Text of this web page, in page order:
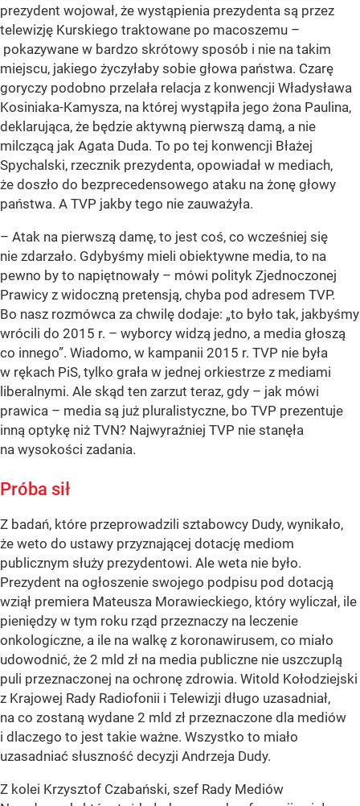
prezydent wojował, że wystąpienia prezydenta są przez
telewizję Kurskiego traktowane po macoszemu –
pokazywane w bardzo skrótowy sposób i nie na takim
miejscu, jakiego życzyłaby sobie głowa państwa. Czarę
goryczy podobno przelała relacja z konwencji Władysława
Kosiniaka-Kamysza, na której wystąpiła jego żona Paulina,
deklarująca, że będzie aktywną pierwszą damą, a nie
milczącą jak Agata Duda. To po tej konwencji Błażej
Spychalski, rzecznik prezydenta, opowiadał w mediach,
że doszło do bezprecedensowego ataku na żonę głowy
państwa. A TVP jakby tego nie zauważyła.
– Atak na pierwszą damę, to jest coś, co wcześniej się
nie zdarzało. Gdybyśmy mieli obiektywne media, to na
pewno by to napiętnowały – mówi polityk Zjednoczonej
Prawicy z widoczną pretensją, chyba pod adresem TVP.
Bo nasz rozmówca za chwilę dodaje: „to było tak, jakbyśmy
wrócili do 2015 r. – wyborcy widzą jedno, a media głoszą
co innego”. Wiadomo, w kampanii 2015 r. TVP nie była
w rękach PiS, tylko grała w jednej orkiestrze z mediami
liberalnymi. Ale skąd ten zarzut teraz, gdy – jak mówi
prawica – media są już pluralistyczne, bo TVP prezentuje
inną optykę niż TVN? Najwyraźniej TVP nie stanęła
na wysokości zadania.
Próba sił
Z badań, które przeprowadzili sztabowcy Dudy, wynikało,
że weto do ustawy przyznającej dotację mediom
publicznym służy prezydentowi. Ale weta nie było.
Prezydent na ogłoszenie swojego podpisu pod dotacją
wziął premiera Mateusza Morawieckiego, który wyliczał, ile
pieniędzy w tym roku rząd przeznaczy na leczenie
onkologiczne, a ile na walkę z koronawirusem, co miało
udowodnić, że 2 mld zł na media publiczne nie uszczuplą
puli przeznaczonej na ochronę zdrowia. Witold Kołodziejski
z Krajowej Rady Radiofonii i Telewizji długo uzasadniał,
na co zostaną wydane 2 mld zł przeznaczone dla mediów
i dlaczego to jest takie ważne. Wszystko to miało
uzasadniać słuszność decyzji Andrzeja Dudy.
Z kolei Krzysztof Czabański, szef Rady Mediów